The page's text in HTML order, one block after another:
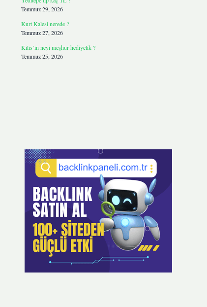
Temmuz 29, 2026
Kurt Kalesi nerede ?
Temmuz 27, 2026
Kilis’in neyi meşhur hediyelik ?
Temmuz 25, 2026